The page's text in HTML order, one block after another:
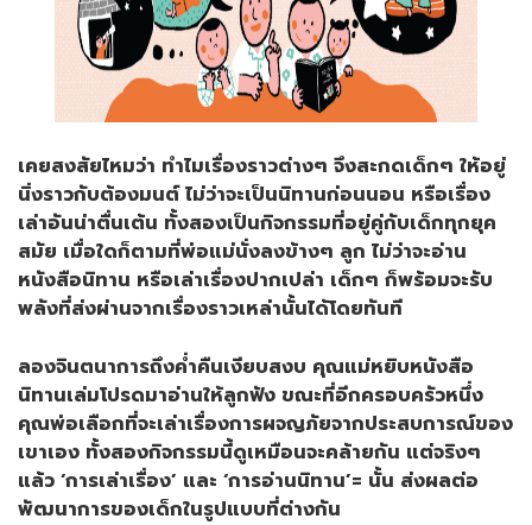
เคยสงสัยไหมว่า ทำไมเรื่องราวต่างๆ จึงสะกดเด็กๆ ให้อยู่
นิ่งราวกับต้องมนต์ ไม่ว่าจะเป็นนิทานก่อนนอน หรือเรื่อง
เล่าอันน่าตื่นเต้น ทั้งสองเป็นกิจกรรมที่อยู่คู่กับเด็กทุกยุค
สมัย เมื่อใดก็ตามที่พ่อแม่นั่งลงข้างๆ ลูก ไม่ว่าจะอ่าน
หนังสือนิทาน หรือเล่าเรื่องปากเปล่า เด็กๆ ก็พร้อมจะรับ
พลังที่ส่งผ่านจากเรื่องราวเหล่านั้นได้โดยทันที
ลองจินตนาการถึงค่ำคืนเงียบสงบ คุณแม่หยิบหนังสือ
นิทานเล่มโปรดมาอ่านให้ลูกฟัง ขณะที่อีกครอบครัวหนึ่ง
คุณพ่อเลือกที่จะเล่าเรื่องการผจญภัยจากประสบการณ์ของ
เขาเอง ทั้งสองกิจกรรมนี้ดูเหมือนจะคล้ายกัน แต่จริงๆ
แล้ว ‘การเล่าเรื่อง’ และ ‘การอ่านนิทาน’= นั้น ส่งผลต่อ
พัฒนาการของเด็กในรูปแบบที่ต่างกัน